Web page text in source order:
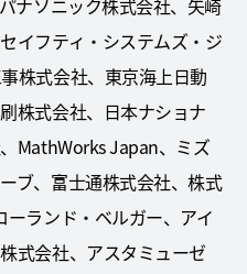
ナソニック株式会社、矢崎
イフティ・システムズ・ジ
株式会社、東京海上日動
株式会社、日本ナショナ
MathWorks Japan、ミズ
ブ、富士通株式会社、株式
ランド・ベルガー、アイ
式会社、アスタミューゼ